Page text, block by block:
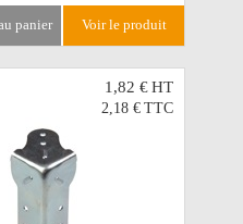
panier voir le produit
1,82 €HT
2,18 € TTC